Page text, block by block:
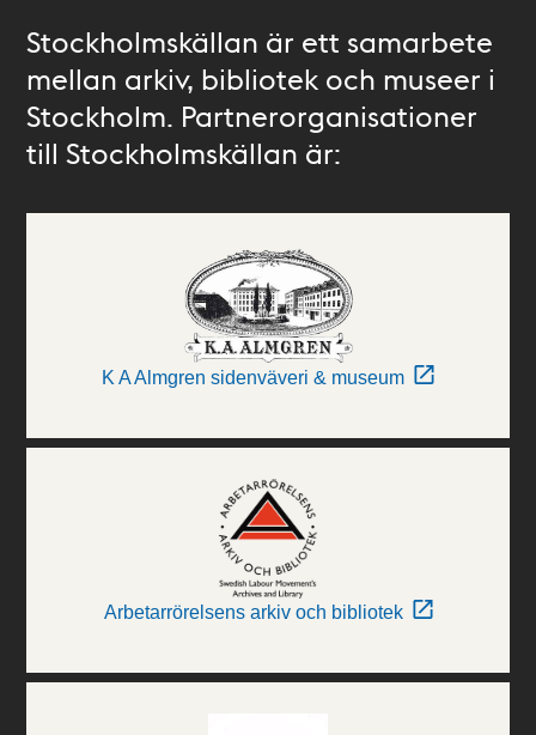
Stockholmskällan är ett samarbete
mellan arkiv, bibliotek och museer i
Stockholm. Partnerorganisationer
till Stockholmskällan är:
K A Almgren sidenväveri & museum
Arbetarrörelsens arkiv och bibliotek